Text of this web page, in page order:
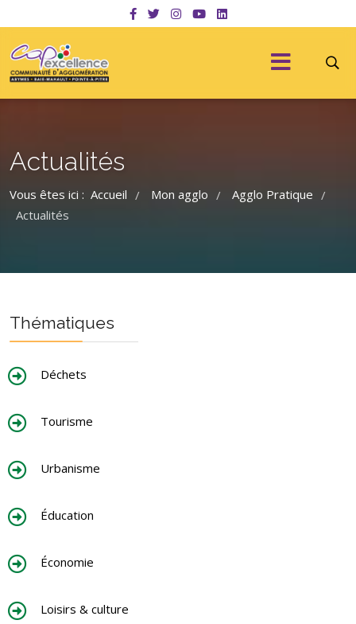
Actualités
Vous êtes ici : Accueil / Mon agglo / Agglo Pratique /
Actualités
Thématiques
Déchets
Tourisme
Urbanisme
Éducation
Économie
Loisirs & culture